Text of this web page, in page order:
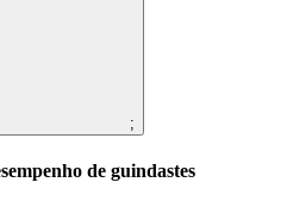
;
de guindastes